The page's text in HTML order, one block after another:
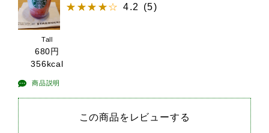
4.2 (5)
Tall
680円
356kcal
商品説明
この商品をレビューする